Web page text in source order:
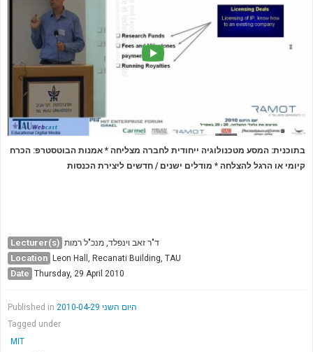
בתוכנית: המסע מטכנולוגיה ייחודית לחברה מצליחה * אמנות הבוטסטרפ: הכרח
קיומי או הרגל להצלחה * מודלים ישנים / חדשים ליצירת הכנסות
Lecturer(s) ד"ר זאב וינפלד, מנכ"ל רמות
Location Leon Hall, Recanati Building, TAU
Date Thursday, 29 April 2010
Published in
היום השני 2010-04-29
Tagged under
MIT